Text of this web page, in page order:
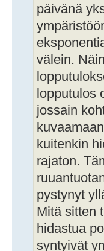
päivänä
välein.
lopputulos
jossain
kuitenkin
rajaton.
pystynyt
Mitä sitten
hidastua
syntyivät